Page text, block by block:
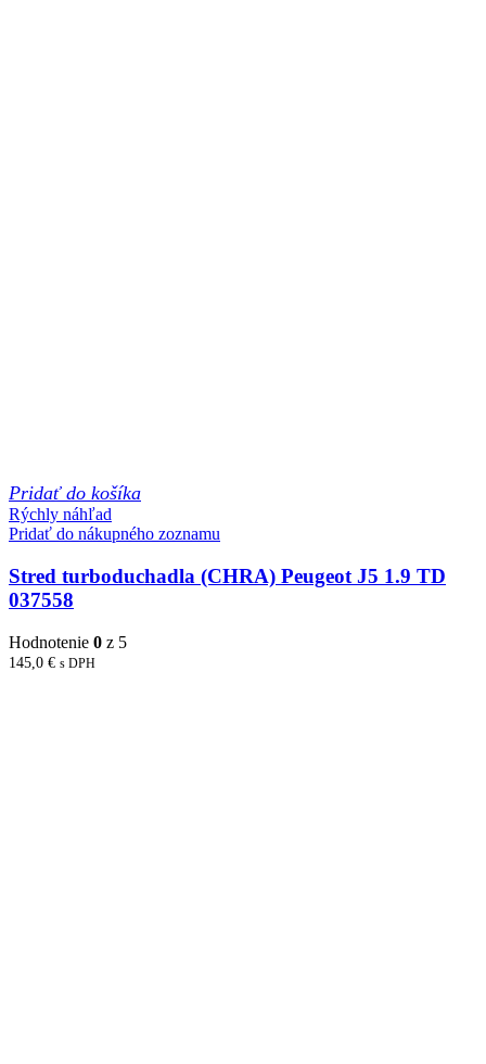
Pridať do košíka
Rýchly náhľad
Pridať do nákupného zoznamu
Stred turboduchadla (CHRA) Peugeot J5 1.9 TD
037558
Hodnotenie 0 z 5
145,0 € s DPH